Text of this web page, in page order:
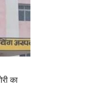
का